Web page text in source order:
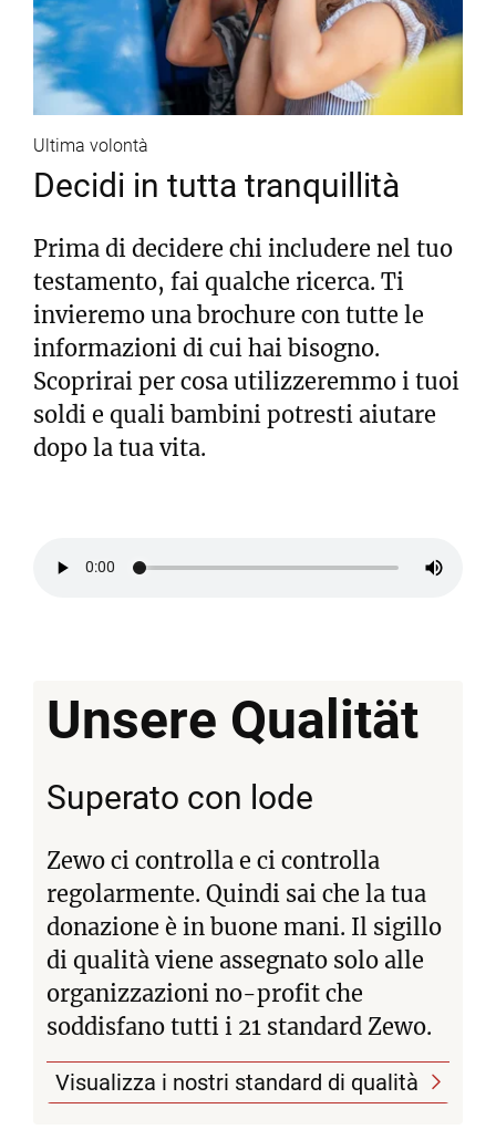
Ultima volontà
Decidi in tutta tranquillità
Prima di decidere chi includere nel tuo
testamento, fai qualche ricerca. Ti
invieremo una brochure con tutte le
informazioni di cui hai bisogno.
Scoprirai per cosa utilizzeremmo i tuoi
soldi e quali bambini potresti aiutare
dopo la tua vita.
Unsere Qualität
Superato con lode
Zewo ci controlla e ci controlla
regolarmente. Quindi sai che la tua
donazione è in buone mani. Il sigillo
di qualità viene assegnato solo alle
organizzazioni no-profit che
soddisfano tutti i 21 standard Zewo.
Visualizza i nostri standard di qualità